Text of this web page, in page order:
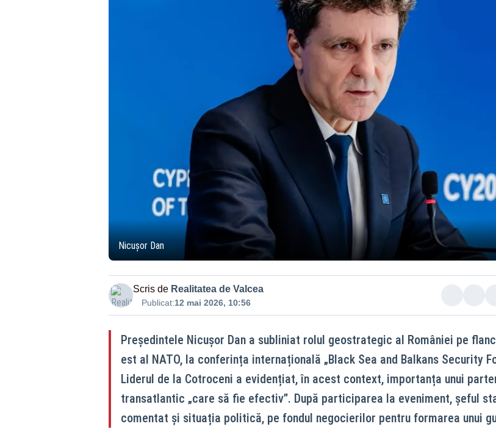
Nicușor Dan
Scris de Realitatea de Valcea
Publicat:12 mai 2026, 10:56
Președintele Nicușor Dan a subliniat rolul geostrategic al României pe
est al NATO, la conferința internațională „Black Sea and Balkans Security
Liderul de la Cotroceni a evidențiat, în acest context, importanța unui
transatlantic „care să fie efectiv”. După participarea la eveniment, șeful
comentat și situația politică, pe fondul negocierilor pentru formarea unui